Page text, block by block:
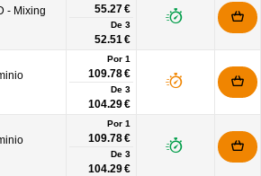
- Mixing
55.27 €
De 3
52.51 €
Por 1
109.78 €
De 3
104.29 €
Por 1
109.78 €
De 3
104.29 €